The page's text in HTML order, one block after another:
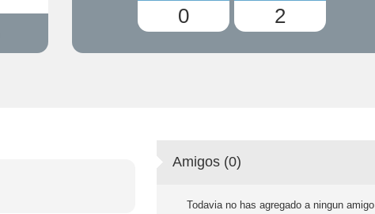
0 2
Amigos (0)
Todavia no has agregado a ningun amigo